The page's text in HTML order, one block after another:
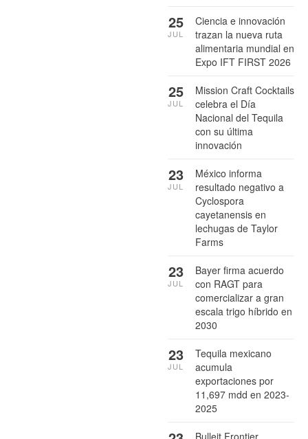
Ciencia e innovación
trazan la nueva ruta
alimentaria mundial en
Expo IFT FIRST 2026
25
JUL
Mission Craft Cocktails
celebra el Día
Nacional del Tequila
con su última
innovación
25
JUL
México informa
resultado negativo a
Cyclospora
cayetanensis en
lechugas de Taylor
Farms
23
JUL
Bayer firma acuerdo
con RAGT para
comercializar a gran
escala trigo híbrido en
2030
23
JUL
Tequila mexicano
acumula
exportaciones por
11,697 mdd en 2023-
2025
23
JUL
Bulleit Frontier